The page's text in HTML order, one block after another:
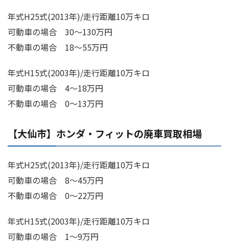
年式H25式(2013年)/走行距離10万キロ
可動車の場合 30～130万円
不動車の場合 18～55万円
年式H15式(2003年)/走行距離10万キロ
可動車の場合 4～18万円
不動車の場合 0～13万円
【大仙市】ホンダ・フィットの廃車買取相場
年式H25式(2013年)/走行距離10万キロ
可動車の場合 8～45万円
不動車の場合 0～22万円
年式H15式(2003年)/走行距離10万キロ
可動車の場合 1～9万円